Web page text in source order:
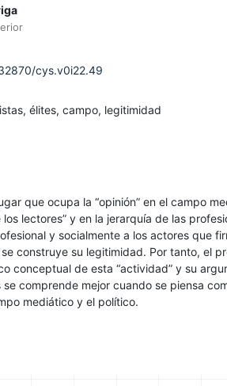
cys.v0i22.49
élites, campo, legitimidad
que ocupa la “opinión” en el campo
lectores” y en la jerarquía de las
y socialmente a los actores que
construye su legitimidad. Por tanto, el
conceptual de esta “actividad” y su
comprende mejor cuando se piensa
mediático y el político.